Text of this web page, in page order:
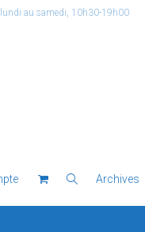
au samedi, 10h30-19h00
Archives